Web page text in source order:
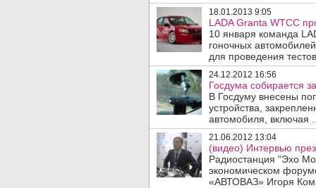
18.01.2013 9:05
LADA Granta WTCC
10 января команда
гоночных
для проведения
24.12.2012 16:56
Госдума собирается
В Госдуму внесены
устройства,
автомобиля, включая
21.06.2012 13:04
(видео) Интервью
Радиостанция "Эхо
экономическом
«АВТОВАЗ» Игоря